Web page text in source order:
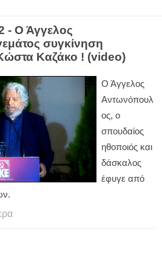
- Ο Άγγελος
συγκίνηση
Καζάκο ! (video)
Ο Άγγελος
Αντωνόπουλ
ος, ο
σπουδαίος
ηθοποιός και
δάσκαλος
έφυγε από